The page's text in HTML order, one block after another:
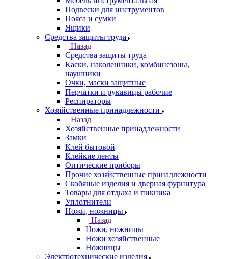
Подвески для инструментов
Пояса и сумки
Ящики
Средства защиты труда
Назад
Средства защиты труда
Каски, наколенники, комбинезоны,
наушники
Очки, маски защитные
Перчатки и рукавицы рабочие
Респираторы
Хозяйственные принадлежности
Назад
Хозяйственные принадлежности
Замки
Клей бытовой
Клейкие ленты
Оптические приборы
Прочие хозяйственные принадлежности
Скобяные изделия и дверная фурнитура
Товары для отдыха и пикника
Уплотнители
Ножи, ножницы
Назад
Ножи, ножницы
Ножи хозяйственные
Ножницы
Электротехнические изделия